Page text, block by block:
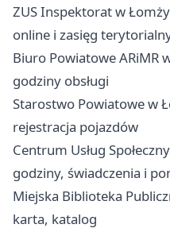
ZUS Inspektorat w
online i zasięg
Biuro Powiatowe ARiMR
godziny obsługi
Starostwo Powiatowe w
rejestracja pojazdów
Centrum Usług
godziny, świadczenia i
Miejska Biblioteka
karta, katalog